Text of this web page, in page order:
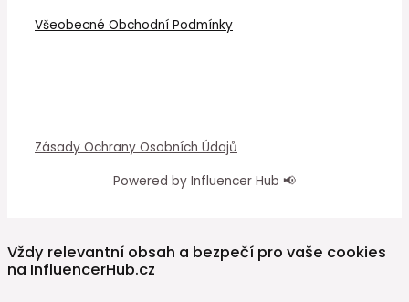
Všeobecné Obchodní Podmínky
Zásady Ochrany Osobních Údajů
Powered by Influencer Hub 📢
Vždy relevantní obsah a bezpečí pro vaše cookies
na InfluencerHub.cz